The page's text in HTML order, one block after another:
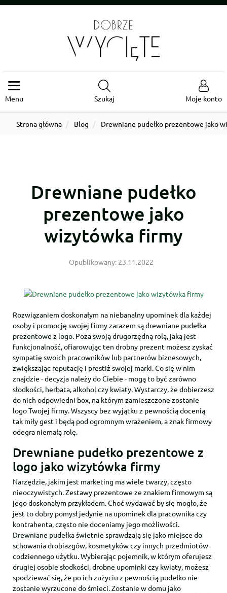
Menu Szukaj Moje konto
Strona główna Blog Drewniane pudełko prezentowe jako
Drewniane pudełko
prezentowe jako
wizytówka firmy
Opublikowany: 23.11.2022
Rozwiązaniem doskonałym na niebanalny upominek dla każdej
osoby i promocję swojej firmy zarazem są drewniane pudełka
prezentowe z logo. Poza swoją drugorzędną rolą, jaką jest
funkcjonalność, ofiarowując ten drobny prezent możesz zyskać
sympatię swoich pracowników lub partnerów biznesowych,
zwiększając reputację i prestiż swojej marki. Co się w nim
znajdzie - decyzja należy do Ciebie - mogą to być zarówno
słodkości, herbata, alkohol czy kwiaty. Wystarczy, że dobierzesz
do nich odpowiedni box, na którym zamieszczone zostanie
logo Twojej firmy. Wszyscy bez wyjątku z pewnością docenią
tak miły gest i będą pod ogromnym wrażeniem, a znak firmowy
odegra niemałą rolę.
Drewniane pudełko prezentowe z
logo jako wizytówka firmy
Narzędzie, jakim jest marketing ma wiele twarzy, często
nieoczywistych. Zestawy prezentowe ze znakiem firmowym są
jego doskonałym przykładem. Choć wydawać by się mogło, że
jest to dobry pomysł jedynie na upominek dla pracownika czy
kontrahenta, często nie doceniamy jego możliwości.
Drewniane pudełka świetnie sprawdzają się jako miejsce do
schowania drobiazgów, kosmetyków czy innych przedmiotów
codziennego użytku. Wybierając pojemnik, w którym oferujesz
drugiej osobie słodkości, drobne upominki czy kwiaty, możesz
spodziewać się, że po ich zużyciu z pewnością pudełko nie
zostanie wyrzucone do śmieci. Zostanie w domu jako